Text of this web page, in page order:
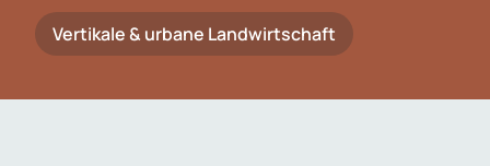
Vertikale & urbane Landwirtschaft